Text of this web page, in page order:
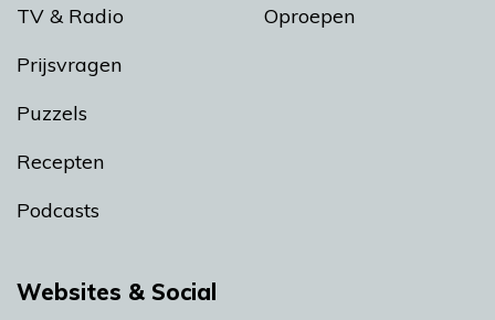
TV & Radio
Prijsvragen
Puzzels
Recepten
Podcasts
Oproepen
Websites & Social